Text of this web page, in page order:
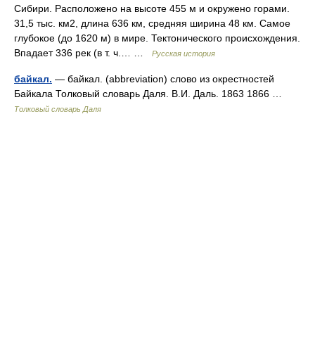
Сибири. Расположено на высоте 455 м и окружено горами.
31,5 тыс. км2, длина 636 км, средняя ширина 48 км. Самое
глубокое (до 1620 м) в мире. Тектонического происхождения.
Впадает 336 рек (в т. ч.… …
Русская история
байкал. — байкал. (abbreviation) слово из окрестностей
Байкала Толковый словарь Даля. В.И. Даль. 1863 1866 …
Толковый словарь Даля